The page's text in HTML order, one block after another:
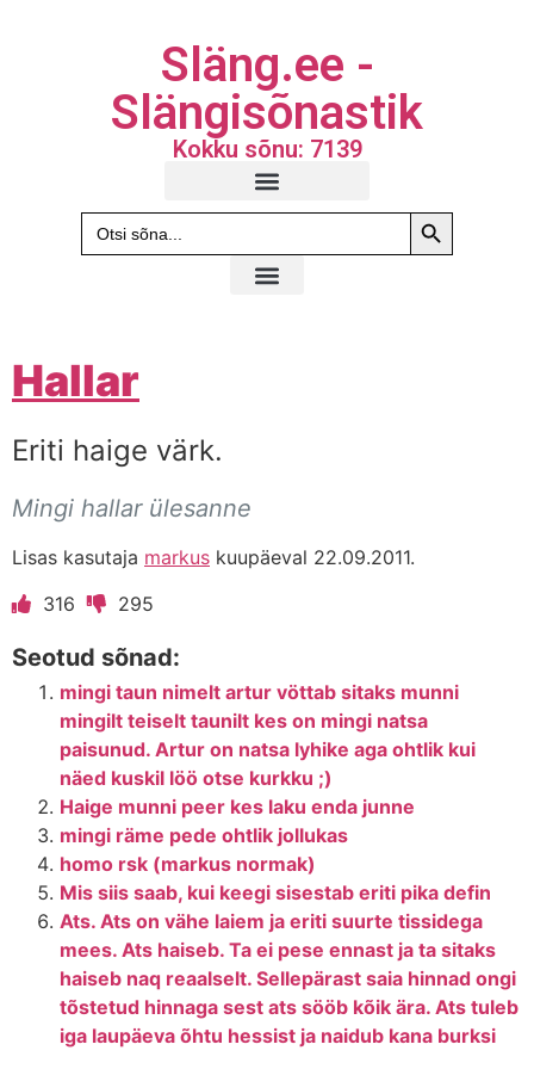
Släng.ee -
Slängisõnastik
Kokku sõnu: 7139
Search
for:
Search
Hallar
Eriti haige värk.
Mingi hallar ülesanne
Lisas kasutaja markus kuupäeval 22.09.2011.
316
295
Seotud sõnad:
mingi taun nimelt artur vöttab sitaks munni
mingilt teiselt taunilt kes on mingi natsa
paisunud. Artur on natsa lyhike aga ohtlik kui
näed kuskil löö otse kurkku ;)
Haige munni peer kes laku enda junne
mingi räme pede ohtlik jollukas
homo rsk (markus normak)
Mis siis saab, kui keegi sisestab eriti pika defin
Ats. Ats on vähe laiem ja eriti suurte tissidega
mees. Ats haiseb. Ta ei pese ennast ja ta sitaks
haiseb naq reaalselt. Sellepärast saia hinnad ongi
tõstetud hinnaga sest ats sööb kõik ära. Ats tuleb
iga laupäeva õhtu hessist ja naidub kana burksi